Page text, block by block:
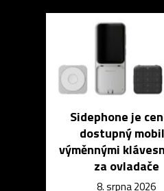
Sidephone je
dostupný
výměnnými
za ovladače
8. srpna 2026